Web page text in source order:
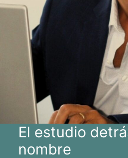
El estudio
nombre